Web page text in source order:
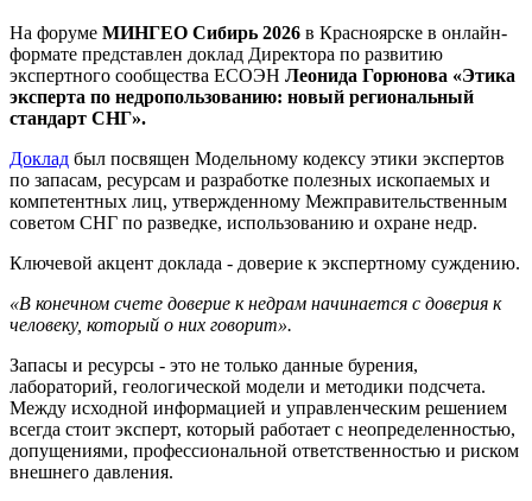
На форуме МИНГЕО Сибирь 2026 в Красноярске в онлайн-
формате представлен доклад Директора по развитию
экспертного сообщества ЕСОЭН Леонида Горюнова «Этика
эксперта по недропользованию: новый региональный
стандарт СНГ».
Доклад был посвящен Модельному кодексу этики экспертов
по запасам, ресурсам и разработке полезных ископаемых и
компетентных лиц, утвержденному Межправительственным
советом СНГ по разведке, использованию и охране недр.
Ключевой акцент доклада - доверие к экспертному суждению.
«В конечном счете доверие к недрам начинается с доверия к
человеку, который о них говорит».
Запасы и ресурсы - это не только данные бурения,
лабораторий, геологической модели и методики подсчета.
Между исходной информацией и управленческим решением
всегда стоит эксперт, который работает с неопределенностью,
допущениями, профессиональной ответственностью и риском
внешнего давления.